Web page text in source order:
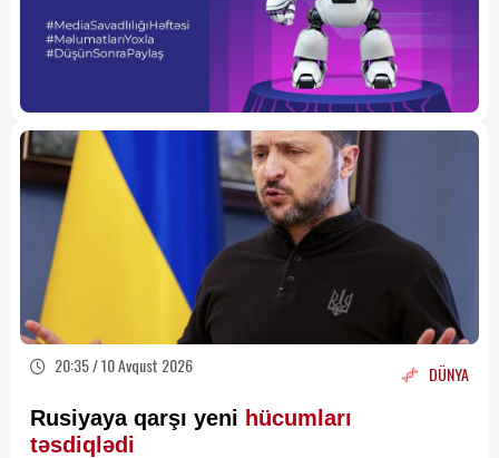
20:35 / 10 Avqust 2026 DÜNYA
Rusiyaya qarşı yeni hücumları
təsdiqlədi